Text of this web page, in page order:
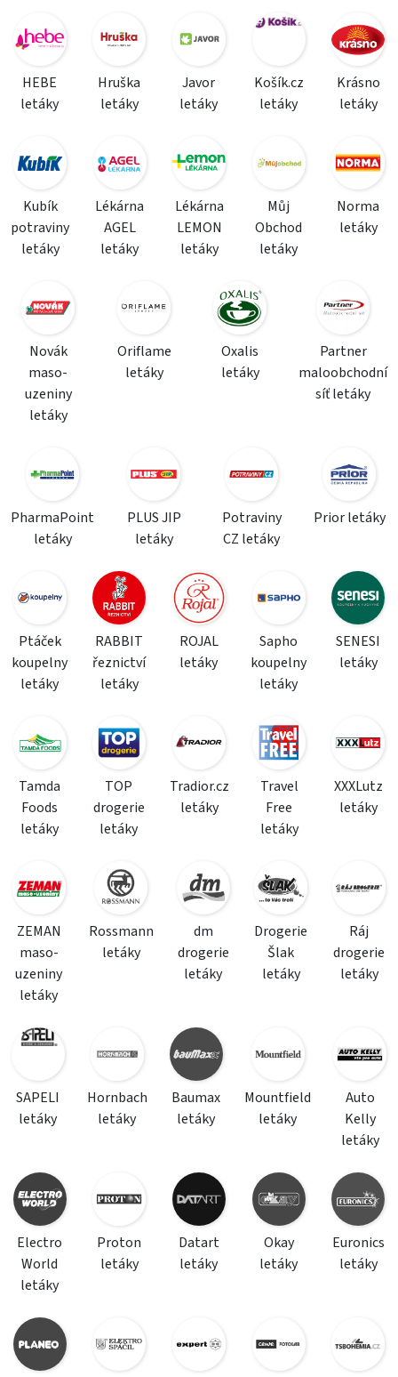
HEBE
letáky
Hruška
letáky
Javor
letáky
Košík.cz
letáky
Krásno
letáky
Kubík
potraviny
letáky
Lékárna
AGEL
letáky
Lékárna
LEMON
letáky
Můj
Obchod
letáky
Norma
letáky
Novák
maso-
uzeniny
letáky
Oriflame
letáky
Oxalis
letáky
Partner
maloobchodní
síť letáky
PharmaPoint
letáky
PLUS JIP
letáky
Potraviny
CZ letáky
Prior letáky
Ptáček
koupelny
letáky
RABBIT
řeznictví
letáky
ROJAL
letáky
Sapho
koupelny
letáky
SENESI
letáky
Tamda
Foods
letáky
TOP
drogerie
letáky
Tradior.cz
letáky
Travel
Free
letáky
XXXLutz
letáky
ZEMAN
maso-
uzeniny
letáky
Rossmann
letáky
dm
drogerie
letáky
Drogerie
Šlak
letáky
Ráj
drogerie
letáky
SAPELI
letáky
Hornbach
letáky
Baumax
letáky
Mountfield
letáky
Auto
Kelly
letáky
Electro
World
letáky
Proton
letáky
Datart
letáky
Okay
letáky
Euronics
letáky